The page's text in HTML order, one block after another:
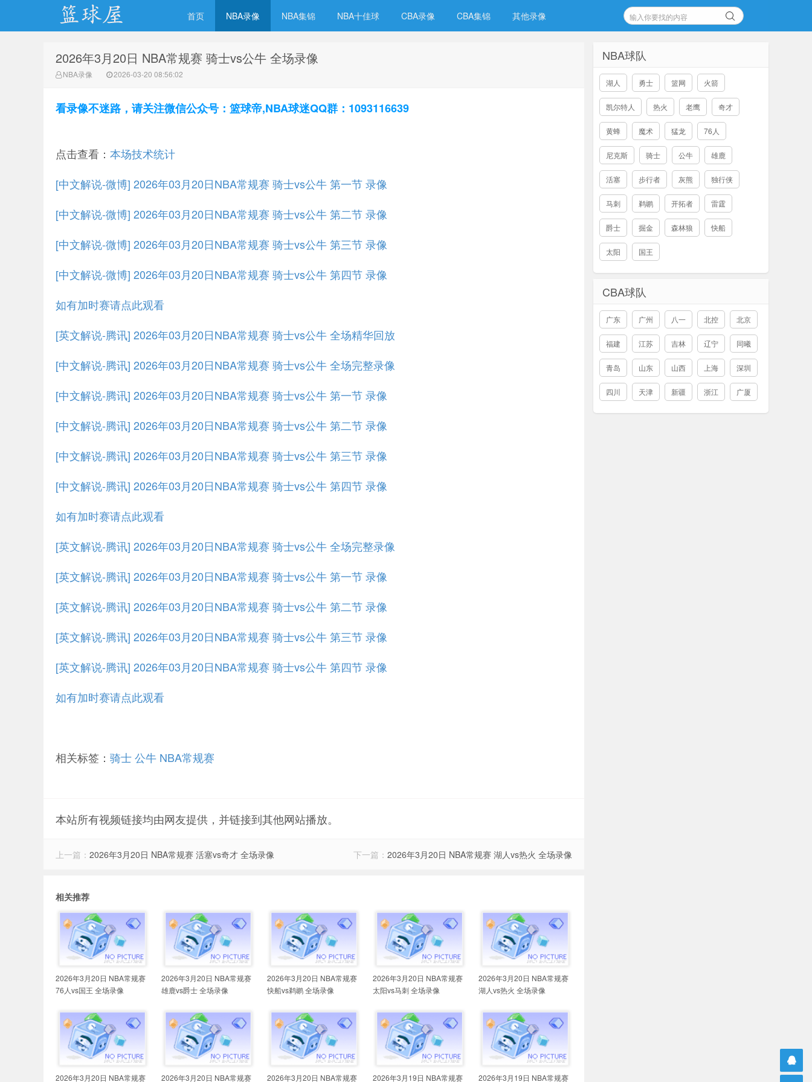
NBA录像网
首页 NBA录像 NBA集锦 NBA十佳球 CBA录像 CBA集锦 其他录像
2026年3月20日 NBA常规赛 骑士vs公牛 全场录像
NBA录像 2026-03-20 08:56:02
看录像不迷路，请关注微信公众号：篮球帝,NBA球迷QQ群：1093116639
点击查看： 本场技术统计
[中文解说-微博] 2026年03月20日NBA常规赛 骑士vs公牛 第一节 录像
[中文解说-微博] 2026年03月20日NBA常规赛 骑士vs公牛 第二节 录像
[中文解说-微博] 2026年03月20日NBA常规赛 骑士vs公牛 第三节 录像
[中文解说-微博] 2026年03月20日NBA常规赛 骑士vs公牛 第四节 录像
如有加时赛请点此观看
[英文解说-腾讯] 2026年03月20日NBA常规赛 骑士vs公牛 全场精华回放
[中文解说-腾讯] 2026年03月20日NBA常规赛 骑士vs公牛 全场完整录像
[中文解说-腾讯] 2026年03月20日NBA常规赛 骑士vs公牛 第一节 录像
[中文解说-腾讯] 2026年03月20日NBA常规赛 骑士vs公牛 第二节 录像
[中文解说-腾讯] 2026年03月20日NBA常规赛 骑士vs公牛 第三节 录像
[中文解说-腾讯] 2026年03月20日NBA常规赛 骑士vs公牛 第四节 录像
如有加时赛请点此观看
[英文解说-腾讯] 2026年03月20日NBA常规赛 骑士vs公牛 全场完整录像
[英文解说-腾讯] 2026年03月20日NBA常规赛 骑士vs公牛 第一节 录像
[英文解说-腾讯] 2026年03月20日NBA常规赛 骑士vs公牛 第二节 录像
[英文解说-腾讯] 2026年03月20日NBA常规赛 骑士vs公牛 第三节 录像
[英文解说-腾讯] 2026年03月20日NBA常规赛 骑士vs公牛 第四节 录像
如有加时赛请点此观看
相关标签： 骑士公牛 NBA常规赛
本站所有视频链接均由网友提供，并链接到其他网站播放。
上一篇： 2026年3月20日 NBA常规赛 活塞vs奇才 全场录像 下一篇： 2026年3月20日 NBA常规赛 湖人vs热火 全场录像
相关推荐
2026年3月20日 NBA常规赛
76人vs国王 全场录像
2026年3月20日 NBA常规赛
雄鹿vs爵士 全场录像
2026年3月20日 NBA常规赛
快船vs鹈鹕 全场录像
2026年3月20日 NBA常规赛
太阳vs马刺 全场录像
2026年3月20日 NBA常规赛
湖人vs热火 全场录像
2026年3月20日 NBA常规赛 2026年3月20日 NBA常规赛 2026年3月20日 NBA常规赛 2026年3月19日 NBA常规赛 2026年3月19日 NBA常规赛
NBA球队
湖人 勇士 篮网 火箭
凯尔特人 热火 老鹰 奇才
黄蜂 魔术 猛龙 76人
尼克斯 骑士 公牛 雄鹿
活塞 步行者 灰熊 独行侠
马刺 鹈鹕 开拓者 雷霆
爵士 掘金 森林狼 快船
太阳 国王
CBA球队
广东 广州 八一 北控 北京
福建 江苏 吉林 辽宁 同曦
青岛 山东 山西 上海 深圳
四川 天津 新疆 浙江 广厦